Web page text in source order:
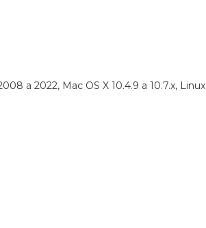
a 2022, Mac OS X 10.4.9 a 10.7.x, Linux